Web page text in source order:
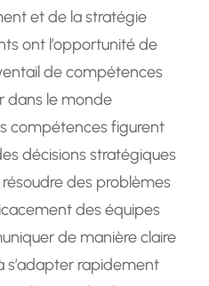
et de la stratégie
ont l’opportunité de
de compétences
dans le monde
compétences figurent
décisions stratégiques
des problèmes
des équipes
de manière claire
s’adapter rapidement